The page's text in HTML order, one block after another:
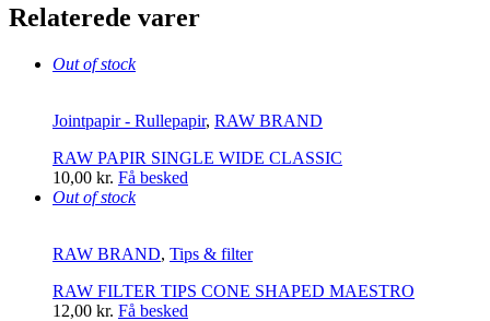
Relaterede varer
Out of stock
Jointpapir - Rullepapir, RAW BRAND
RAW PAPIR SINGLE WIDE CLASSIC
10,00 kr. Få besked
Out of stock
RAW BRAND, Tips & filter
RAW FILTER TIPS CONE SHAPED MAESTRO
12,00 kr. Få besked